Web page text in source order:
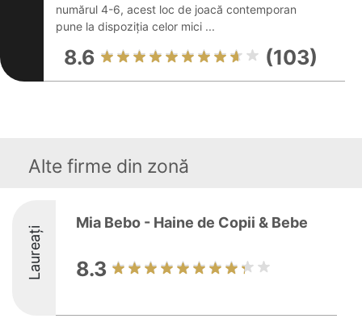
numărul 4-6, acest loc de joacă contemporan
pune la dispoziția celor mici ...
8.6 (103)
Alte firme din zonă
Laureați
Mia Bebo - Haine de Copii & Bebe
8.3